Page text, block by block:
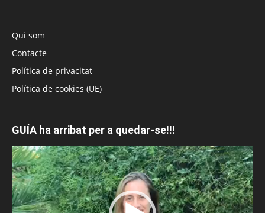
Qui som
Contacte
Política de privacitat
Política de cookies (UE)
GUÍA ha arribat per a quedar-se!!!
Reproductor
de
vídeo